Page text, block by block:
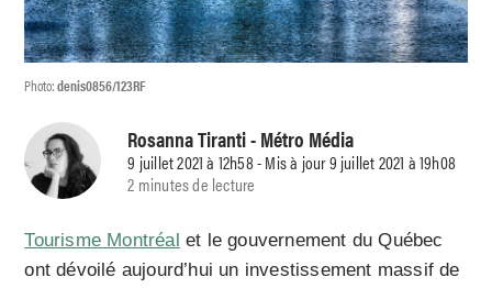
Photo:denis0856/123RF
Rosanna Tiranti- Métro Média
9 juillet 2021 à 12h58 - Mis à jour 9 juillet 2021 à 19h08
2 minutes de lecture
Tourisme Montréal et le gouvernement du Québec
ont dévoilé aujourd’hui un investissement massif de